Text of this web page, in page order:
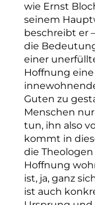
wie Ernst
seinem
beschreibt er
die
einer
Hoffnung
Guten zu
Menschen
tun, ihn also
kommt in
die Theologen
Hoffnung
ist, ja, ganz
ist auch